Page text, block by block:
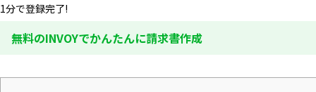
1分で登録完了!
無料のINVOYでかんたんに請求書作成